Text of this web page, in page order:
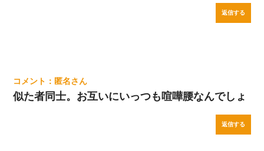
返信する
匿名
似た者同士。お互いにいっつも喧嘩腰なんでしょ
返信する